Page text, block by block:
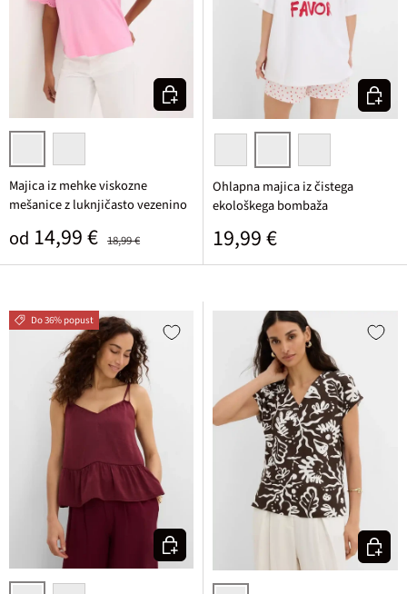
rozasta bela
Majica iz mehke viskozne
mešanice z luknjičasto vezenino
Prodajna cena
od 14,99 € 18,99 €
Izberi varianto
rdeča/bela potiskana
pink/opal zelena potiskana
bela leopardji
Ohlapna majica iz čistega
ekološkega bombaža
Običajna cena
19,99 €
Izberi
Do 36% popust
Izberi varianto Izberi